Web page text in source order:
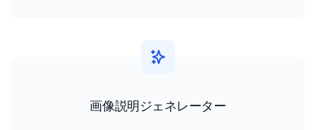
画像説明ジェネレーター